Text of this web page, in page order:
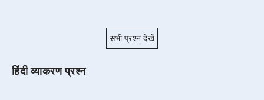
सभी प्रश्न देखें
हिंदी व्याकरण प्रश्न